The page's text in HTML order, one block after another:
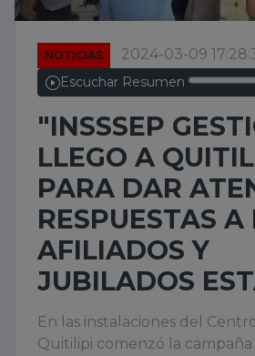
NOTICIAS 2024-03-09
Escuchar Resumen
"INSSSEP
LLEGO A
PARA DAR
RESPUESTAS A
AFILIADOS Y
JUBILADOS
En las instalaciones del
Quitilipi comenzó la campaña